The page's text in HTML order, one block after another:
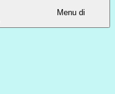
Menu di